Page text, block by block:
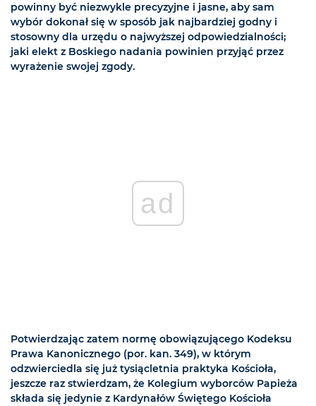
powinny być niezwykle precyzyjne i jasne, aby sam
wybór dokonał się w sposób jak najbardziej godny i
stosowny dla urzędu o najwyższej odpowiedzialności;
jaki elekt z Boskiego nadania powinien przyjąć przez
wyrażenie swojej zgody.
ad
Potwierdzając zatem normę obowiązującego Kodeksu
Prawa Kanonicznego (por. kan. 349), w którym
odzwierciedla się już tysiącletnia praktyka Kościoła,
jeszcze raz stwierdzam, że Kolegium wyborców Papieża
składa się jedynie z Kardynałów Świętego Kościoła